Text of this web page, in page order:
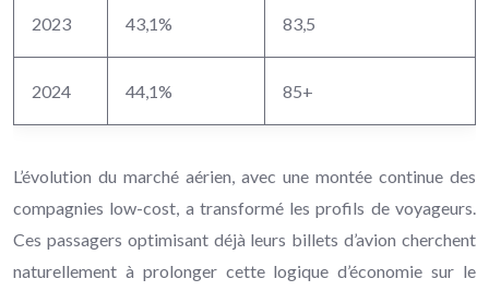
2023 43,1% 83,5
2024 44,1% 85+
L’évolution du marché aérien, avec une montée continue des
compagnies low-cost, a transformé les profils de voyageurs.
Ces passagers optimisant déjà leurs billets d’avion cherchent
naturellement à prolonger cette logique d’économie sur le